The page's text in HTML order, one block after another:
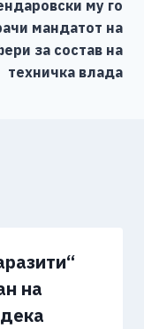
n
k
му го
мандатот на
за состав на
техничка влада
на